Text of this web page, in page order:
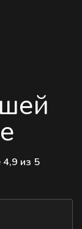
4,9 из 5